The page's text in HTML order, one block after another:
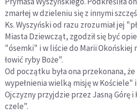
zmarłej w dzieleniu się z innymi
Ks. Wyszyński od razu zrozumiał jej
Miasta Dziewcząt, zgodził się być
"ósemki" i w liście do Marii Okońskiej
łowić ryby Boże".
Od początku była ona przekonana,
wypełnienia wielką misję w Kościele"
Ojczyzny przyjdzie przez Jasną Górę i
czele".